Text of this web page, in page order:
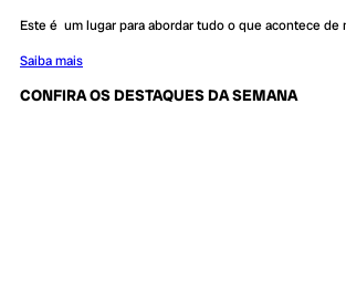
Este é um lugar para abordar tudo o que acontece
Saiba mais
CONFIRA OS DESTAQUES DA SEMANA